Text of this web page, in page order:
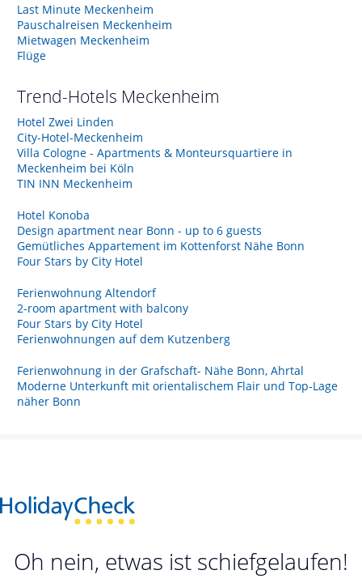
Last Minute Meckenheim
Pauschalreisen Meckenheim
Mietwagen Meckenheim
Flüge
Trend-Hotels Meckenheim
Hotel Zwei Linden
City-Hotel-Meckenheim
Villa Cologne - Apartments & Monteursquartiere in
Meckenheim bei Köln
TIN INN Meckenheim
Hotel Konoba
Design apartment near Bonn - up to 6 guests
Gemütliches Appartement im Kottenforst Nähe Bonn
Four Stars by City Hotel
Ferienwohnung Altendorf
2-room apartment with balcony
Four Stars by City Hotel
Ferienwohnungen auf dem Kutzenberg
Ferienwohnung in der Grafschaft- Nähe Bonn, Ahrtal
Moderne Unterkunft mit orientalischem Flair und Top-Lage
näher Bonn
Oh nein, etwas ist schiefgelaufen!